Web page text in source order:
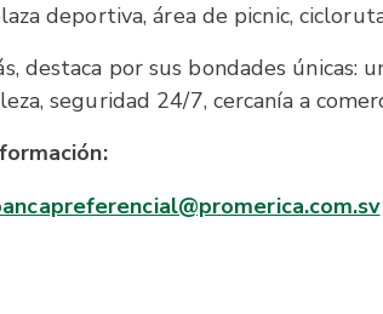
deportiva, área de picnic,
destaca por sus bondades únicas:
seguridad 24/7, cercanía a